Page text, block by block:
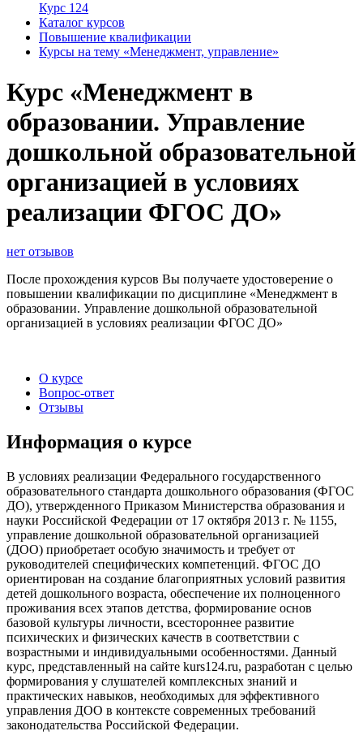
Курс 124
Каталог курсов
Повышение квалификации
Курсы на тему «Менеджмент, управление»
Курс «Менеджмент в
образовании. Управление
дошкольной образовательной
организацией в условиях
реализации ФГОС ДО»
нет отзывов
После прохождения курсов Вы получаете удостоверение о
повышении квалификации по дисциплине «Менеджмент в
образовании. Управление дошкольной образовательной
организацией в условиях реализации ФГОС ДО»
О курсе
Вопрос-ответ
Отзывы
Информация о курсе
В условиях реализации Федерального государственного
образовательного стандарта дошкольного образования (ФГОС
ДО), утвержденного Приказом Министерства образования и
науки Российской Федерации от 17 октября 2013 г. № 1155,
управление дошкольной образовательной организацией
(ДОО) приобретает особую значимость и требует от
руководителей специфических компетенций. ФГОС ДО
ориентирован на создание благоприятных условий развития
детей дошкольного возраста, обеспечение их полноценного
проживания всех этапов детства, формирование основ
базовой культуры личности, всестороннее развитие
психических и физических качеств в соответствии с
возрастными и индивидуальными особенностями. Данный
курс, представленный на сайте kurs124.ru, разработан с целью
формирования у слушателей комплексных знаний и
практических навыков, необходимых для эффективного
управления ДОО в контексте современных требований
законодательства Российской Федерации.